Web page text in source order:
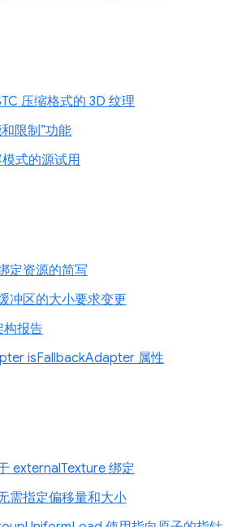
压缩格式的 3D 纹理
限制”功能
式的源试用
定资源的简写
冲区的大小要求变更
构报告
isFallbackAdapter 属性
externalTexture 绑定
需指定偏移量和大小